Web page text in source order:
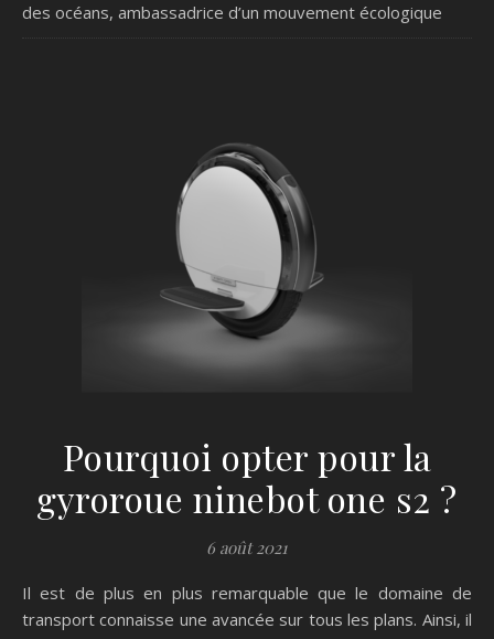
des océans, ambassadrice d’un mouvement écologique
Pourquoi opter pour la
gyroroue ninebot one s2 ?
6 août 2021
Il est de plus en plus remarquable que le domaine de
transport connaisse une avancée sur tous les plans. Ainsi, il